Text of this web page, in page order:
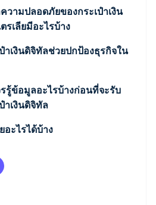
ามปลอดภัยของกระเป๋าเงิน
เลียมีอะไรบ้าง
ญชี
ดสรร
าเงินดิจิทัลช่วยปกป้องธุรกิจใน
ล
น์ที่เล็กลง
รู้ข้อมูลอะไรบ้างก่อนที่จะรับ
าเงินดิจิทัล
ะไรได้บ้าง